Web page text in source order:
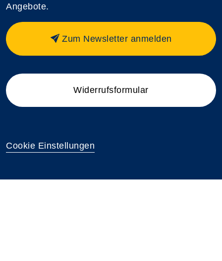
Angebote.
Zum Newsletter anmelden
Widerrufsformular
Cookie Einstellungen